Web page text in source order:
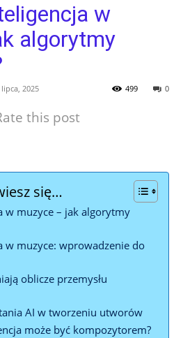
w
algorytmy
lipca, 2025 0
499
this post
się…
w muzyce – jak algorytmy
w muzyce: wprowadzenie do
oblicze przemysłu
AI w tworzeniu utworów
może być kompozytorem?